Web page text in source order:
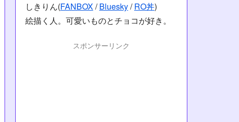
しきりん(FANBOX/Bluesky/RO丼)
絵描く人。可愛いものとチョコが好き。
スポンサーリンク